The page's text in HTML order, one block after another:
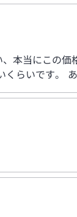
本当にこの
らいです。